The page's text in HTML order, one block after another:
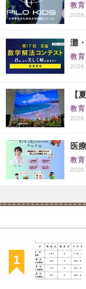
教
灘
教
【
教育
医
教育